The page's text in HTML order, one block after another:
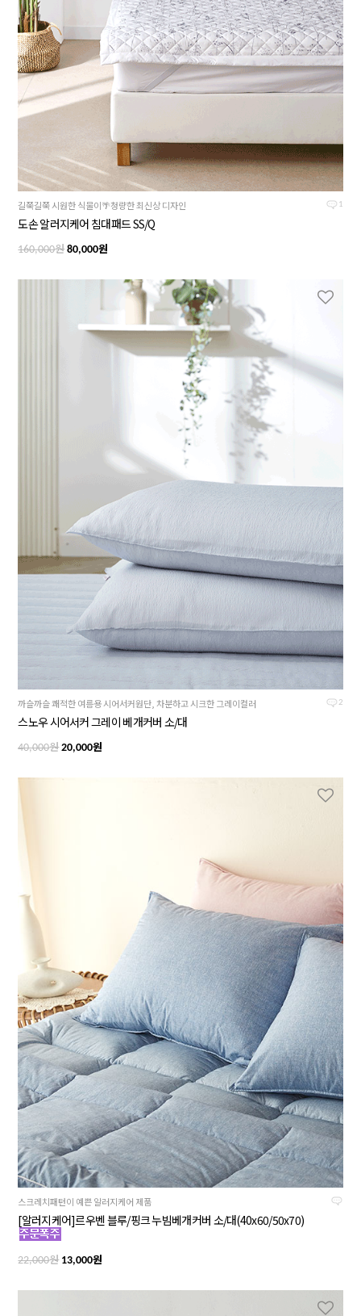
1
길쭉길쭉 시원한 식물이🌴청량한 최신상 디자인
도손 알러지케어 침대패드 SS/Q
160,000원80,000원
2
까슬까슬 쾌적한 여름용 시어서커원단, 차분하고 시크한 그레이컬러
스노우 시어서커 그레이 베개커버 소/대
40,000원20,000원
스크레치패턴이 예쁜 알러지케어 제품
[알러지케어]르우벤 블루/핑크 누빔베개커버 소/대(40x60/50x70)
22,000원13,000원